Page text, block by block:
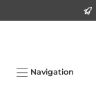
Navigation